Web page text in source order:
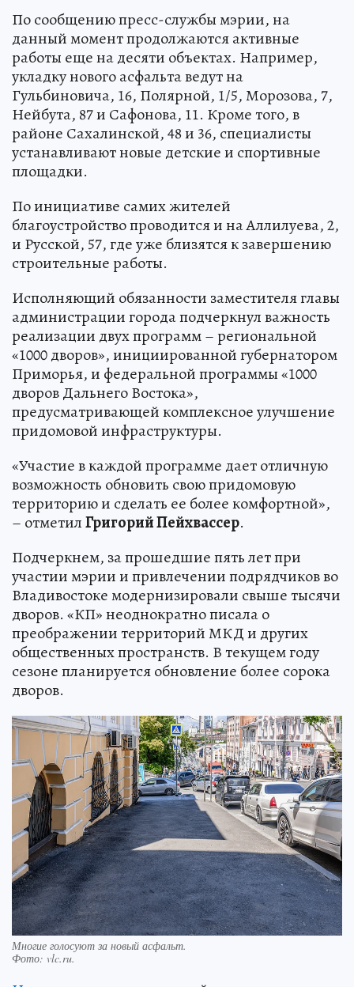
По сообщению пресс-службы мэрии, на
данный момент продолжаются активные
работы еще на десяти объектах. Например,
укладку нового асфальта ведут на
Гульбиновича, 16, Полярной, 1/5, Морозова, 7,
Нейбута, 87 и Сафонова, 11. Кроме того, в
районе Сахалинской, 48 и 36, специалисты
устанавливают новые детские и спортивные
площадки.
По инициативе самих жителей
благоустройство проводится и на Аллилуева, 2,
и Русской, 57, где уже близятся к завершению
строительные работы.
Исполняющий обязанности заместителя главы
администрации города подчеркнул важность
реализации двух программ – региональной
«1000 дворов», инициированной губернатором
Приморья, и федеральной программы «1000
дворов Дальнего Востока»,
предусматривающей комплексное улучшение
придомовой инфраструктуры.
«Участие в каждой программе дает отличную
возможность обновить свою придомовую
территорию и сделать ее более комфортной»,
– отметилГригорий Пейхвассер.
Подчеркнем, за прошедшие пять лет при
участии мэрии и привлечении подрядчиков во
Владивостоке модернизировали свыше тысячи
дворов. «КП» неоднократно писала о
преображении территорий МКД и других
общественных пространств. В текущем году
сезоне планируется обновление более сорока
дворов.
Многие голосуют за новый асфальт.
Фото: vlc.ru.